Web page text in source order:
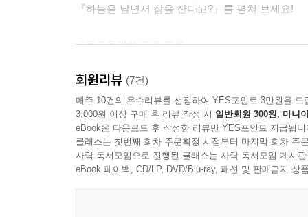
『하늘을 날면서 잠을 잔다고?』를 펼쳐 보세요!
초등교육과정 교과 연계
3학년 1학기 과학 3. 동물의 한살이
3학년 2학기 과학 1. 재미있는 나의 탐구
3학년 2학기 과학 2. 동물의 생활
회원리뷰 (7건)
매주 10건의 우수리뷰를 선정하여 YES포인트 3만원을 드
3,000원 이상 구매 후 리뷰 작성 시 일반회원 300원, 마니
eBook은 다운로드 후 작성한 리뷰만 YES포인트 지급됩니
클래스는 첫번째 회차 주문확정 시점부터 마지막 회차 주
사락 독서모임으로 진행된 클래스는 사락 독서모임 게시
eBook 페이백, CD/LP, DVD/Blu-ray, 패션 및 판매금지 상